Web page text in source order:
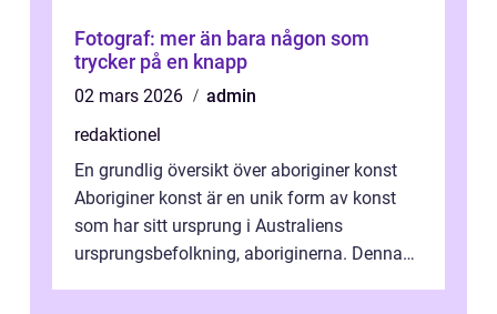
Fotograf: mer än bara någon som
trycker på en knapp
02 mars 2026
admin
redaktionel
En grundlig översikt över aboriginer konst
Aboriginer konst är en unik form av konst
som har sitt ursprung i Australiens
ursprungsbefolkning, aboriginerna. Denna